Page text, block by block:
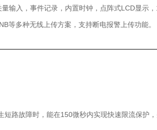
输入，事件记录，内置时钟，点阵式LCD显示
等多种无线上传方案，支持断电报警上传功能。
路故障时，能在150微秒内实现快速限流保护，